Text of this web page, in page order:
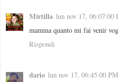
Mirtilla lun nov 17, 06:07:00
mamma quanto mi fai venir
Rispondi
dario lun nov 17, 06:45:00